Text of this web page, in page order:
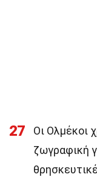
27
Οι Ολμέκοι
ζωγραφική